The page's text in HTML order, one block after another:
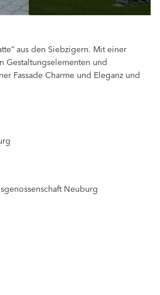
aus den Siebzigern. Mit einer
Gestaltungselementen und
Fassade Charme und Eleganz und
Neuburg